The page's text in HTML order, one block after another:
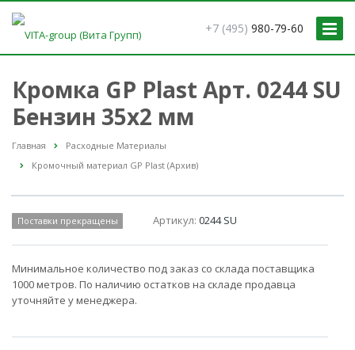
+7 (495) 980-79-60
Кромка GP Plast Арт. 0244 SU
Бензин 35x2 мм
Главная
Расходные Материалы
Кромочный материал GP Plast (Архив)
Поставки прекращены Артикул:0244 SU
Минимальное количество под заказ со склада поставщика
1000 метров. По наличию остатков на складе продавца
уточняйте у менеджера.